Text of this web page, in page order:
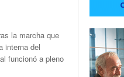
la marcha que
interna del
funcionó a pleno